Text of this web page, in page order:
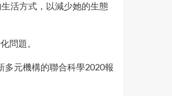
活方式，以減少她的生態
問題。
多元機構的聯合科學2020報